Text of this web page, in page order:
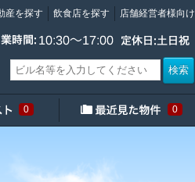
産を探す 飲食店を探す 店舗経営者様向け
検索
0 0